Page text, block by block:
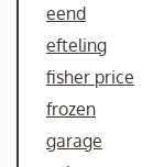
eend
efteling
fisher price
frozen
garage